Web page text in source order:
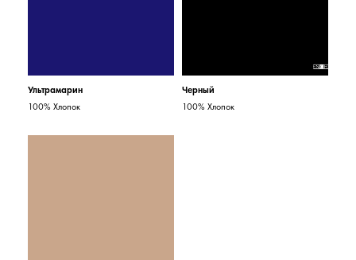
Ультрамарин
100% Хлопок
Черный
100% Хлопок